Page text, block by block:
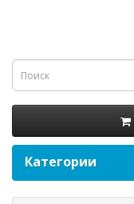
Категории